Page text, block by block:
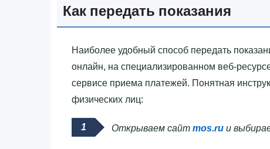
Как передать показания
Наиболее удобный способ передать
онлайн, на специализированном веб-
сервисе приема платежей. Понятная
физических лиц:
Открываем сайт mos.ru и